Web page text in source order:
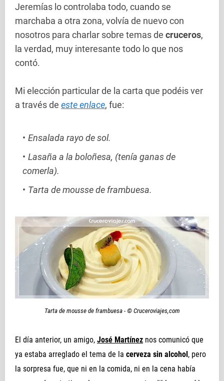
Jeremías lo controlaba todo, cuando se
marchaba a otra zona, volvía de nuevo con
nosotros para charlar sobre temas de cruceros,
la verdad, muy interesante todo lo que nos
contó.
Mi elección particular de la carta que podéis ver
a través de este enlace, fue:
Ensalada rayo de sol.
Lasaña a la boloñesa, (tenía ganas de
comerla).
Tarta de mousse de frambuesa.
Tarta de mousse de frambuesa - © Cruceroviajes,com
El día anterior, un amigo, José Martínez nos comunicó que
ya estaba arreglado el tema de la cerveza sin alcohol , pero
la sorpresa fue, que ni en la comida, ni en la cena había